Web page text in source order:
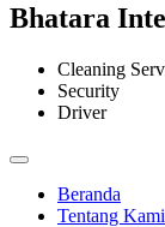
Bhatara
Cleaning
Security
Driver
Beranda
Tentang Kami